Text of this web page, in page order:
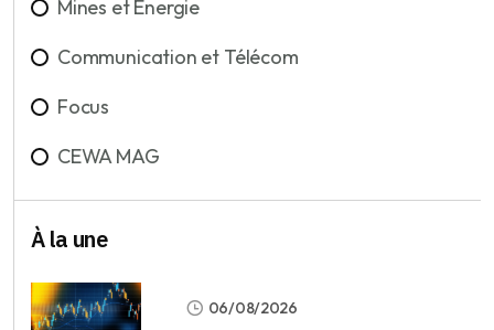
Mines et Energie
Communication et Télécom
Focus
CEWA MAG
À la une
06/08/2026